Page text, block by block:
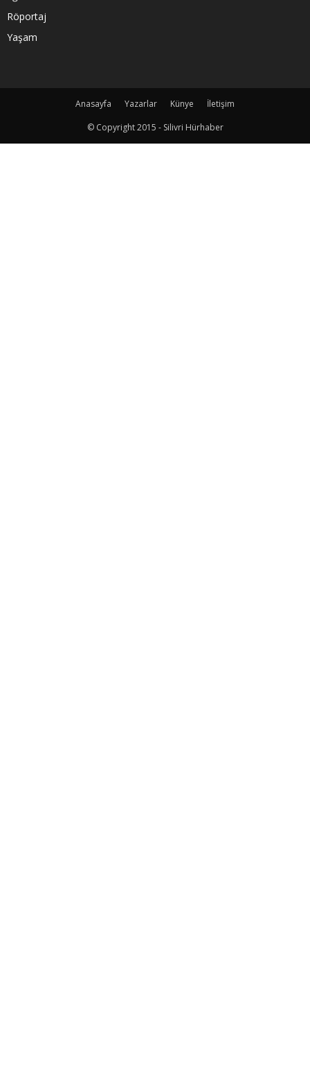
Röportaj
Yaşam
Anasayfa Yazarlar Künye
İletişim
© Copyright 2015 - Silivri Hürhaber